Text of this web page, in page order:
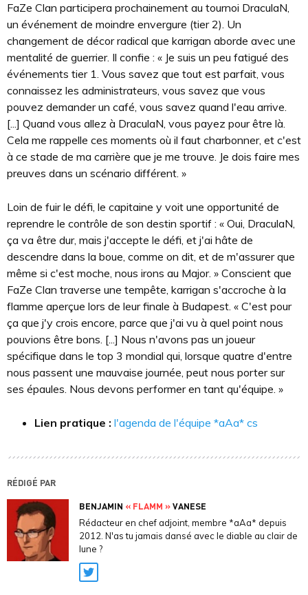
FaZe Clan participera prochainement au tournoi DraculaN,
un événement de moindre envergure (tier 2). Un
changement de décor radical que karrigan aborde avec une
mentalité de guerrier. Il confie : « Je suis un peu fatigué des
événements tier 1. Vous savez que tout est parfait, vous
connaissez les administrateurs, vous savez que vous
pouvez demander un café, vous savez quand l'eau arrive.
[...] Quand vous allez à DraculaN, vous payez pour être là.
Cela me rappelle ces moments où il faut charbonner, et c'est
à ce stade de ma carrière que je me trouve. Je dois faire mes
preuves dans un scénario différent. »
Loin de fuir le défi, le capitaine y voit une opportunité de
reprendre le contrôle de son destin sportif : « Oui, DraculaN,
ça va être dur, mais j'accepte le défi, et j'ai hâte de
descendre dans la boue, comme on dit, et de m'assurer que
même si c'est moche, nous irons au Major. » Conscient que
FaZe Clan traverse une tempête, karrigan s'accroche à la
flamme aperçue lors de leur finale à Budapest. « C'est pour
ça que j'y crois encore, parce que j'ai vu à quel point nous
pouvions être bons. [...] Nous n'avons pas un joueur
spécifique dans le top 3 mondial qui, lorsque quatre d'entre
nous passent une mauvaise journée, peut nous porter sur
ses épaules. Nous devons performer en tant qu'équipe. »
Lien pratique : l'agenda de l'équipe *aAa* cs
RÉDIGÉ PAR
BENJAMIN « FLAMM »VANESE
Rédacteur en chef adjoint, membre *aAa* depuis
2012. N'as tu jamais dansé avec le diable au clair de
lune ?
Twitter